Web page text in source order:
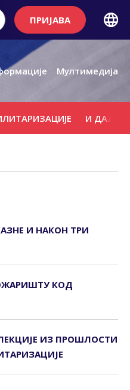
ПРИЈАВА
Мултимедија
И ДАЉЕ НИЗАК
И НАКОН ТРИ
КОД
ИЗ ПРОШЛОСТИ